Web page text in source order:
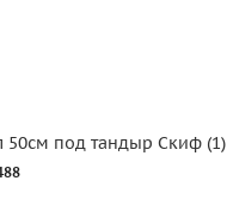
50см под тандыр Скиф (1)